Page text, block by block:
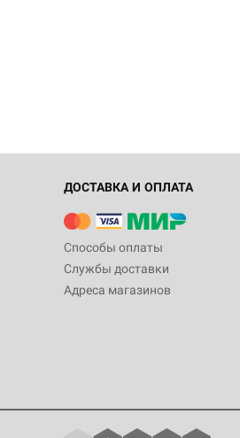
ДОСТАВКА И ОПЛАТА
Способы оплаты
Службы доставки
Адреса магазинов